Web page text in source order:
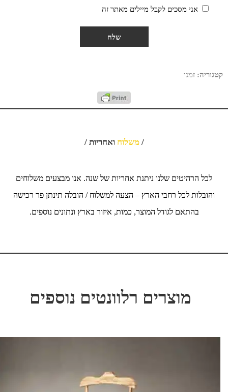
אני מסכים לקבל מיילים מאתר זה
קטגוריה: זמני
/משלוח ואחריות /
לכל הרהיטים שלנו ניתנת אחריות של שנה. אנו מבצעים משלוחים
והובלות לכל רחבי הארץ – הצעה למשלוח / הובלה תינתן פר רכישה
בהתאם לגודל המוצר, כמות, איזור בארץ ונתונים נוספים.
מוצרים רלוונטים נוספים